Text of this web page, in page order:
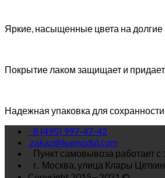
Яркие, насыщенные цвета на долгие
Покрытие лаком защищает и
Надежная упаковка для
8 (495) 997-47-42
zakaz@luxmodul.com
Пункт самовывоза работает с
г. Москва, улица Клары